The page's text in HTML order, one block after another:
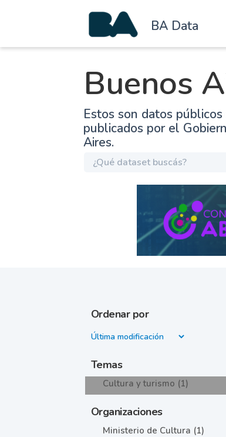
BA Data
Buenos
Estos son datos
publicados por el
Aires.
Ordenar por
Temas
Cultura y turismo (1)
Organizaciones
Ministerio de Cultura (1)